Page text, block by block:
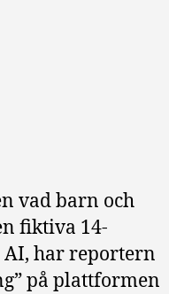
vad barn och
fiktiva 14-
AI, har reportern
på plattformen